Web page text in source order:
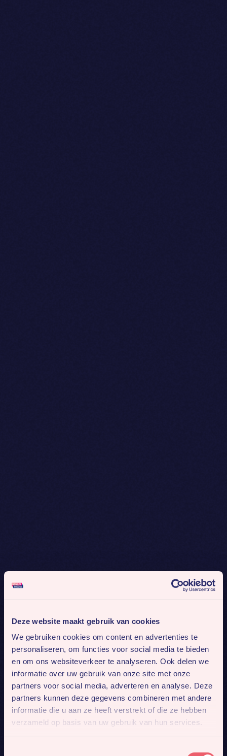
Deze website maakt gebruik van cookies
We gebruiken cookies om content en advertenties te
personaliseren, om functies voor social media te bieden
en om ons websiteverkeer te analyseren. Ook delen we
informatie over uw gebruik van onze site met onze
partners voor social media, adverteren en analyse. Deze
partners kunnen deze gegevens combineren met andere
informatie die u aan ze heeft verstrekt of die ze hebben
verzameld op basis van uw gebruik van hun services.